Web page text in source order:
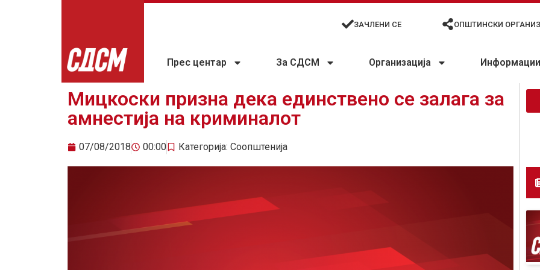
ЗАЧЛЕНИ СЕ ОПШТИНСКИ
Прес центар За СДСМ Организација Информации
Мицкоски призна дека единствено се залага за
амнестија на криминалот
07/08/2018 00:00 Категорија: Соопштенија